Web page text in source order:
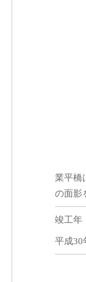
業平橋
の面影
竣工年
平成30